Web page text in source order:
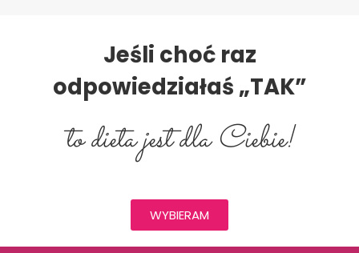
Jeśli choć raz
odpowiedziałaś „TAK”
to dieta jest dla Ciebie!
WYBIERAM